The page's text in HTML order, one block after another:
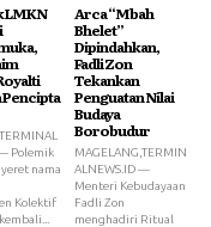
LMKN
Pencipta
Polemik
nama
Kolektif
Arca “Mbah
Bhelet”
Dipindahkan,
Fadli Zon
Tekankan
Penguatan Nilai
Budaya
Borobudur
MAGELANG,TERMIN
ALNEWS.ID —
Menteri Kebudayaan
Fadli Zon
menghadiri Ritual